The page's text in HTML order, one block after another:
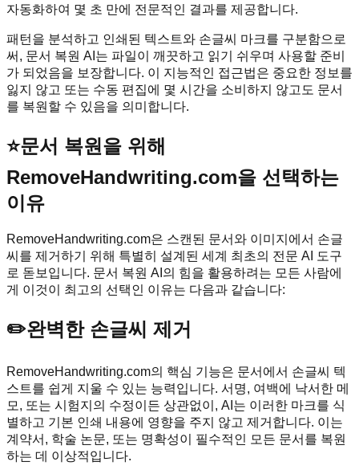
자동화하여 몇 초 만에 전문적인 결과를 제공합니다.
패턴을 분석하고 인쇄된 텍스트와 손글씨 마크를 구분함으로
써, 문서 복원 AI는 파일이 깨끗하고 읽기 쉬우며 사용할 준비
가 되었음을 보장합니다. 이 지능적인 접근법은 중요한 정보를
잃지 않고 또는 수동 편집에 몇 시간을 소비하지 않고도 문서
를 복원할 수 있음을 의미합니다.
⭐문서 복원을 위해
RemoveHandwriting.com을 선택하는
이유
RemoveHandwriting.com은 스캔된 문서와 이미지에서 손글
씨를 제거하기 위해 특별히 설계된 세계 최초의 전문 AI 도구
로 돋보입니다. 문서 복원 AI의 힘을 활용하려는 모든 사람에
게 이것이 최고의 선택인 이유는 다음과 같습니다:
✏️완벽한 손글씨 제거
RemoveHandwriting.com의 핵심 기능은 문서에서 손글씨 텍
스트를 쉽게 지울 수 있는 능력입니다. 서명, 여백에 낙서한 메
모, 또는 시험지의 수정이든 상관없이, AI는 이러한 마크를 식
별하고 기본 인쇄 내용에 영향을 주지 않고 제거합니다. 이는
계약서, 학술 논문, 또는 명확성이 필수적인 모든 문서를 복원
하는 데 이상적입니다.